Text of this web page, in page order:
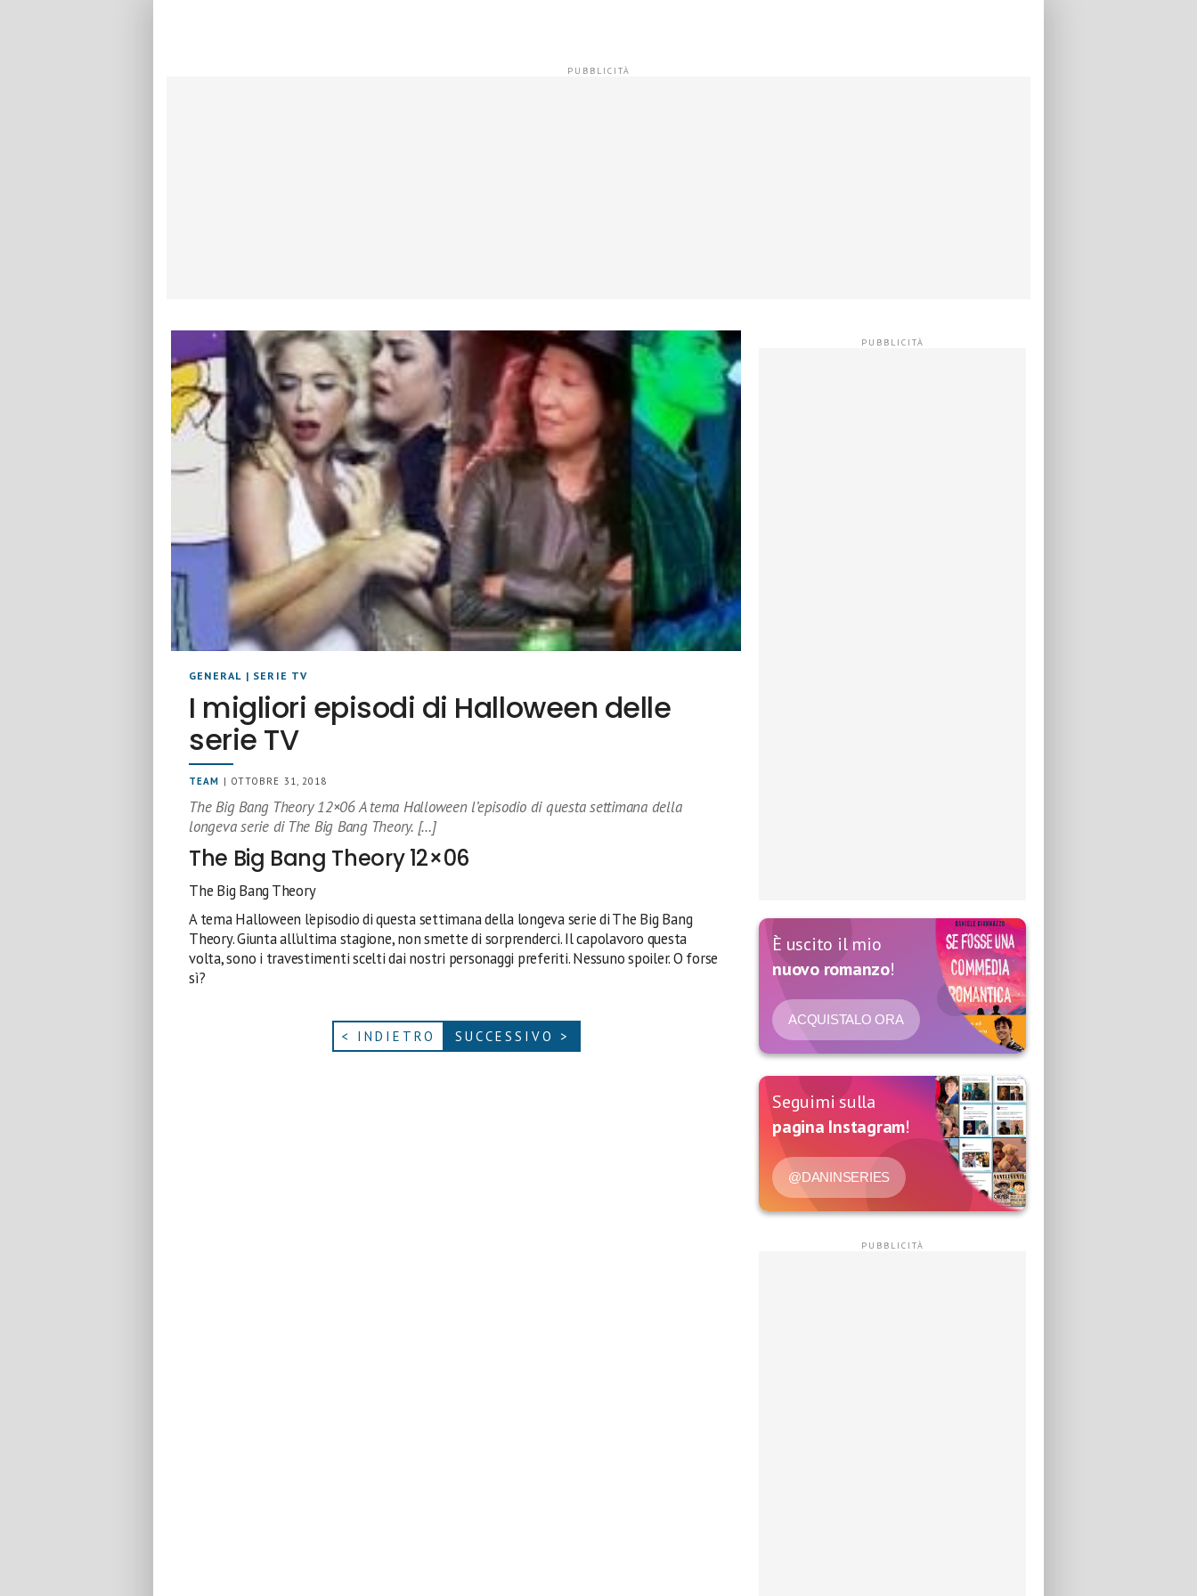
GENERAL | SERIE TV
I migliori episodi di Halloween delle
serie TV
TEAM | OTTOBRE 31, 2018
The Big Bang Theory 12×06 A tema Halloween l’episodio di questa settimana della
longeva serie di The Big Bang Theory. […]
The Big Bang Theory 12×06
The Big Bang Theory
A tema Halloween l’episodio di questa settimana della longeva serie di The Big Bang
Theory. Giunta all’ultima stagione, non smette di sorprenderci. Il capolavoro questa
volta, sono i travestimenti scelti dai nostri personaggi preferiti. Nessuno spoiler. O forse
sì?
< INDIETRO SUCCESSIVO >
È uscito il mio
nuovo romanzo!
ACQUISTALO ORA
Seguimi sulla
pagina Instagram!
@DANINSERIES